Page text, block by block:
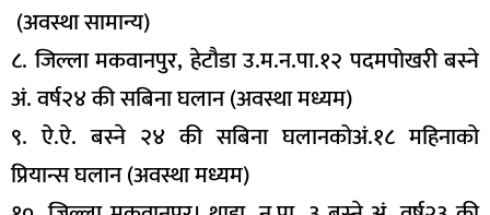
(अवस्था सामान्य)
८. जिल्ला मकवानपुर, हेटौडा उ.म.न.पा.१२ पदमपोखरी बस्ने
अं. वर्ष२४ की सबिना घलान (अवस्था मध्यम)
९. ऐ.ऐ. बस्ने २४ की सबिना घलानकोअं.१८ महिनाको
प्रियान्स घलान (अवस्था मध्यम)